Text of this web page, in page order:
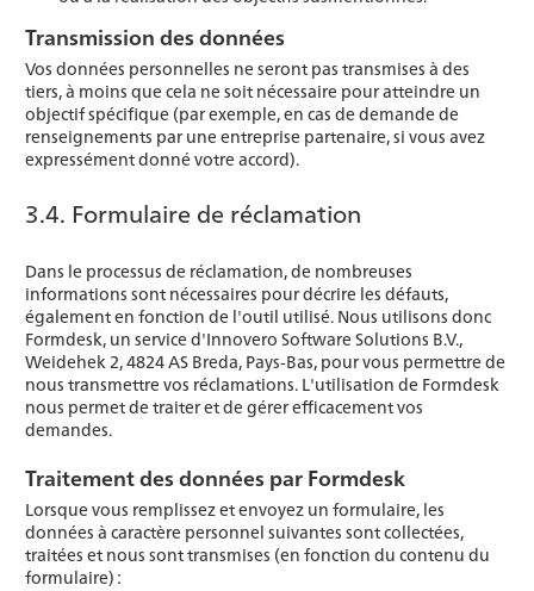
Transmission des données
Vos données personnelles ne seront pas transmises à des
tiers, à moins que cela ne soit nécessaire pour atteindre un
objectif spécifique (par exemple, en cas de demande de
renseignements par une entreprise partenaire, si vous avez
expressément donné votre accord).
3.4. Formulaire de réclamation
Dans le processus de réclamation, de nombreuses
informations sont nécessaires pour décrire les défauts,
également en fonction de l'outil utilisé. Nous utilisons donc
Formdesk, un service d'Innovero Software Solutions B.V.,
Weidehek 2, 4824 AS Breda, Pays-Bas, pour vous permettre de
nous transmettre vos réclamations. L'utilisation de Formdesk
nous permet de traiter et de gérer efficacement vos
demandes.
Traitement des données par Formdesk
Lorsque vous remplissez et envoyez un formulaire, les
données à caractère personnel suivantes sont collectées,
traitées et nous sont transmises (en fonction du contenu du
formulaire) :